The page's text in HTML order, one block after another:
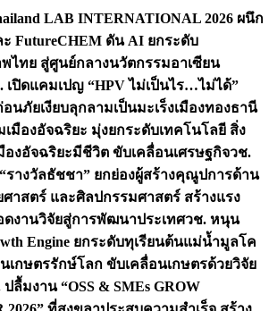
LAB INTERNATIONAL 2026 ผนึก
ะ FutureCHEM ดัน AI ยกระดับ
ไทย สู่ศูนย์กลางนวัตกรรมอาเซียน
เปิดแคมเปญ “HPV ไม่เป็นไร…ไม่ได้”
นภัยเงียบลุกลามเป็นมะเร็งเมืองทองธานี
มืองอัจฉริยะ มุ่งยกระดับเทคโนโลยี สิ่ง
งอัจฉริยะมีชีวิต ขับเคลื่อนเศรษฐกิจวช.
รางวัลธัชชา” ยกย่องผู้สร้างคุณูปการด้าน
าสตร์ และศิลปกรรมศาสตร์ สร้างแรง
งานวิจัยสู่การพัฒนาประเทศวช. หนุน
Engine ยกระดับทุเรียนต้นแม่น้ำมูลโค
เกษตรรักษ์โลก ขับเคลื่อนเกษตรด้วยวิจัย
ปลื้มงาน “OSS & SMEs GROW